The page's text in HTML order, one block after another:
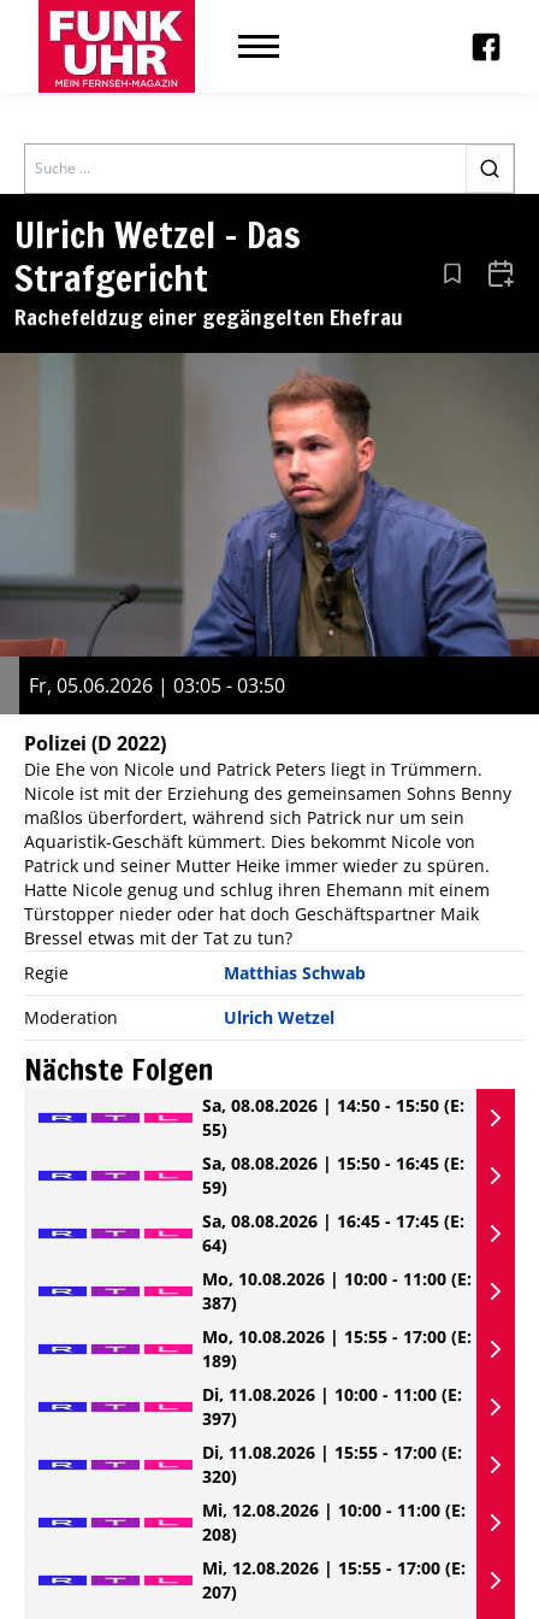
Search
Ulrich Wetzel – Das
Strafgericht
Rachefeldzug einer gegängelten Ehefrau
Aus den
Fr, 05.06.2026 | 03:05 - 03:50
Polizei (D 2022)
Die Ehe von Nicole und Patrick Peters liegt in Trümmern.
Nicole ist mit der Erziehung des gemeinsamen Sohns Benny
maßlos überfordert, während sich Patrick nur um sein
Aquaristik-Geschäft kümmert. Dies bekommt Nicole von
Patrick und seiner Mutter Heike immer wieder zu spüren.
Hatte Nicole genug und schlug ihren Ehemann mit einem
Türstopper nieder oder hat doch Geschäftspartner Maik
Bressel etwas mit der Tat zu tun?
Regie
Matthias Schwab
Moderation
Ulrich Wetzel
Nächste Folgen
Sa, 08.08.2026 | 14:50 - 15:50 (E:
55)
Sa, 08.08.2026 | 15:50 - 16:45 (E:
59)
Sa, 08.08.2026 | 16:45 - 17:45 (E:
64)
Mo, 10.08.2026 | 10:00 - 11:00 (E:
387)
Mo, 10.08.2026 | 15:55 - 17:00 (E:
189)
Di, 11.08.2026 | 10:00 - 11:00 (E:
397)
Di, 11.08.2026 | 15:55 - 17:00 (E:
320)
Mi, 12.08.2026 | 10:00 - 11:00 (E:
208)
Mi, 12.08.2026 | 15:55 - 17:00 (E:
207)